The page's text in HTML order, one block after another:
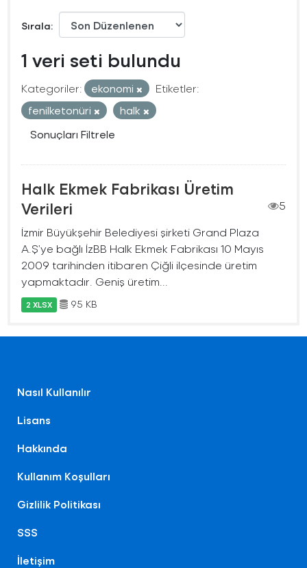
Sırala
1 veri seti bulundu
Kategoriler: ekonomi
Etiketler:
fenilketonüri
halk
Sonuçları Filtrele
Halk Ekmek Fabrikası Üretim
Verileri
5
İzmir Büyükşehir Belediyesi şirketi Grand Plaza
A.Ş’ye bağlı İzBB Halk Ekmek Fabrikası 10 Mayıs
2009 tarihinden itibaren Çiğli ilçesinde üretim
yapmaktadır. Geniş üretim...
2 XLSX 95 KB
Nasıl Kullanılır
Lisans
Hakkında
Kullanım Koşulları
Gizlilik Politikası
SSS
İletişim